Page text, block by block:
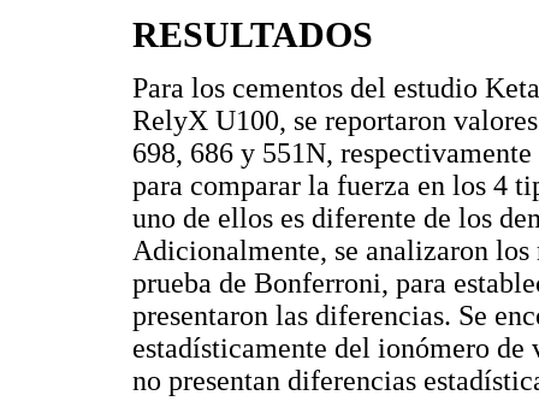
RESULTADOS
Para los cementos del estudio
RelyX U100, se reportaron
698, 686 y 551N, respectivamente
para comparar la fuerza en los 4
uno de ellos es diferente de los
Adicionalmente, se analizaron
prueba de Bonferroni, para
presentaron las diferencias. Se
estadísticamente del ionómero de
no presentan diferencias